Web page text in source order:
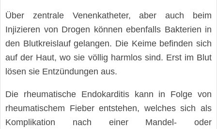
Über zentrale Venenkatheter, aber auch beim
Injizieren von Drogen können ebenfalls Bakterien in
den Blutkreislauf gelangen. Die Keime befinden sich
auf der Haut, wo sie völlig harmlos sind. Erst im Blut
lösen sie Entzündungen aus.
Die rheumatische Endokarditis kann in Folge von
rheumatischem Fieber entstehen, welches sich als
Komplikation nach einer Mandel- oder